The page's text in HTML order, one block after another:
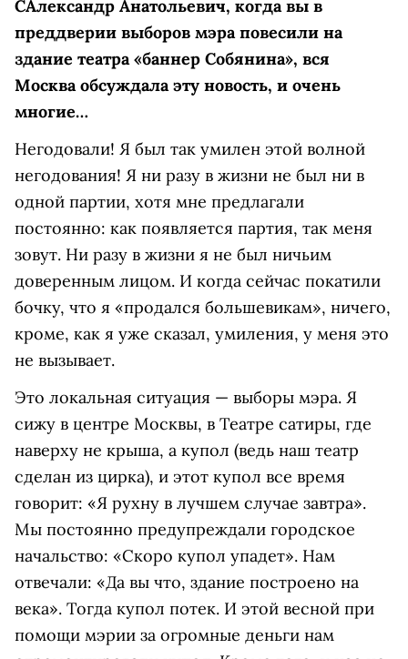
САлександр Анатольевич, когда вы в
преддверии выборов мэра повесили на
здание театра «баннер Собянина», вся
Москва обсуждала эту новость, и очень
многие…
Негодовали! Я был так умилен этой волной
негодования! Я ни разу в жизни не был ни в
одной партии, хотя мне предлагали
постоянно: как появляется партия, так меня
зовут. Ни разу в жизни я не был ничьим
доверенным лицом. И когда сейчас покатили
бочку, что я «продался большевикам», ничего,
кроме, как я уже сказал, умиления, у меня это
не вызывает.
Это локальная ситуация — выборы мэра. Я
сижу в центре Москвы, в Театре сатиры, где
наверху не крыша, а купол (ведь наш театр
сделан из цирка), и этот купол все время
говорит: «Я рухну в лучшем случае завтра».
Мы постоянно предупреждали городское
начальство: «Скоро купол упадет». Нам
отвечали: «Да вы что, здание построено на
века». Тогда купол потек. И этой весной при
помощи мэрии за огромные деньги нам